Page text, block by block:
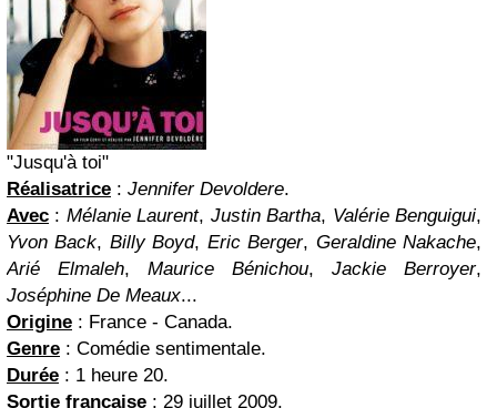
"Jusqu'à toi"
Réalisatrice : Jennifer Devoldere.
Avec : Mélanie Laurent, Justin Bartha, Valérie Benguigui,
Yvon Back, Billy Boyd, Eric Berger, Geraldine Nakache,
Arié Elmaleh, Maurice Bénichou, Jackie Berroyer,
Joséphine De Meaux...
Origine : France - Canada.
Genre : Comédie sentimentale.
Durée : 1 heure 20.
Sortie française : 29 juillet 2009.